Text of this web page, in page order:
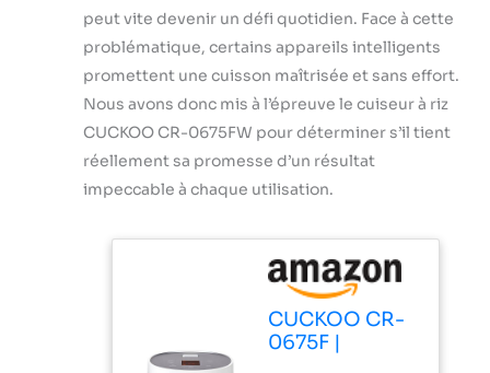
peut vite devenir un défi quotidien. Face à cette
problématique, certains appareils intelligents
promettent une cuisson maîtrisée et sans effort.
Nous avons donc mis à l’épreuve le cuiseur à riz
CUCKOO CR-0675FW pour déterminer s’il tient
réellement sa promesse d’un résultat
impeccable à chaque utilisation.
CUCKOO CR-
0675F |